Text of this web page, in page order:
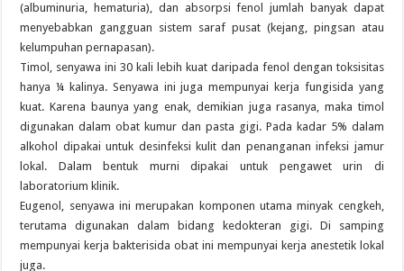
(albuminuria, hematuria), dan absorpsi fenol jumlah banyak dapat
menyebabkan gangguan sistem saraf pusat (kejang, pingsan atau
kelumpuhan pernapasan).
Timol, senyawa ini 30 kali lebih kuat daripada fenol dengan toksisitas
hanya ¼ kalinya. Senyawa ini juga mempunyai kerja fungisida yang
kuat. Karena baunya yang enak, demikian juga rasanya, maka timol
digunakan dalam obat kumur dan pasta gigi. Pada kadar 5% dalam
alkohol dipakai untuk desinfeksi kulit dan penanganan infeksi jamur
lokal. Dalam bentuk murni dipakai untuk pengawet urin di
laboratorium klinik.
Eugenol, senyawa ini merupakan komponen utama minyak cengkeh,
terutama digunakan dalam bidang kedokteran gigi. Di samping
mempunyai kerja bakterisida obat ini mempunyai kerja anestetik lokal
juga.